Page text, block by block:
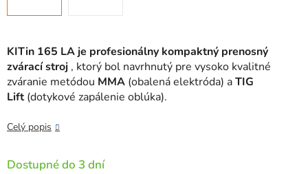
KITin 165 LA je profesionálny kompaktný prenosný
zvárací stroj , ktorý bol navrhnutý pre vysoko kvalitné
zváranie metódou MMA (obalená elektróda) aTIG
Lift (dotykové zapálenie oblúka).
Celý popis
Dostupné do 3 dní